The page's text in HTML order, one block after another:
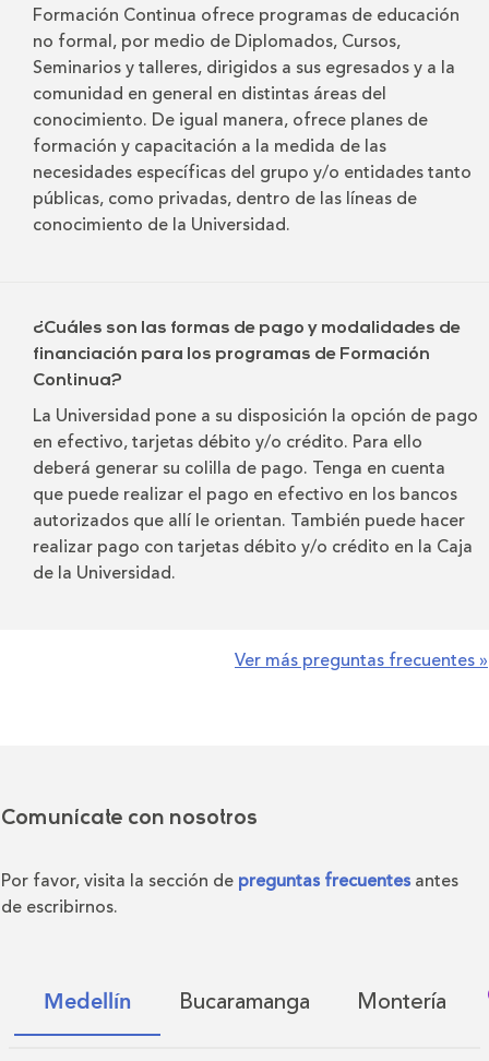
Formación Continua ofrece programas de educación
no formal, por medio de Diplomados, Cursos,
Seminarios y talleres, dirigidos a sus egresados y a la
comunidad en general en distintas áreas del
conocimiento. De igual manera, ofrece planes de
formación y capacitación a la medida de las
necesidades específicas del grupo y/o entidades tanto
públicas, como privadas, dentro de las líneas de
conocimiento de la Universidad.
¿Cuáles son las formas de pago y modalidades de
financiación para los programas de Formación
Continua?
La Universidad pone a su disposición la opción de pago
en efectivo, tarjetas débito y/o crédito. Para ello
deberá generar su colilla de pago. Tenga en cuenta
que puede realizar el pago en efectivo en los bancos
autorizados que allí le orientan. También puede hacer
realizar pago con tarjetas débito y/o crédito en la Caja
de la Universidad.
Ver más preguntas frecuentes »
Comunícate con nosotros
Por favor, visita la sección de preguntas frecuentes antes
de escribirnos.
Medellín Bucaramanga Montería